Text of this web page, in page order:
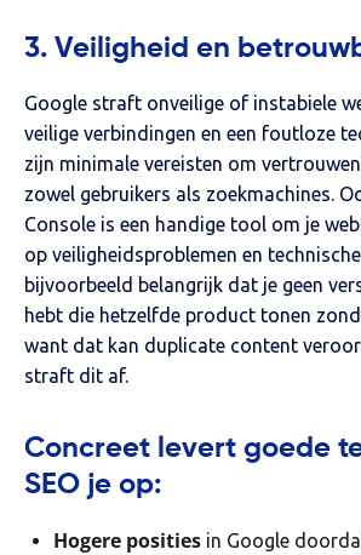
3. Veiligheid en
Google straft onveilige of instabiele
veilige verbindingen en een foutloze
zijn minimale vereisten om
zowel gebruikers als zoekmachines.
Console is een handige tool om je
op veiligheidsproblemen en
bijvoorbeeld belangrijk dat je geen
hebt die hetzelfde product tonen
want dat kan duplicate content
straft dit af.
Concreet levert goede
SEO je op:
Hogere posities in Google